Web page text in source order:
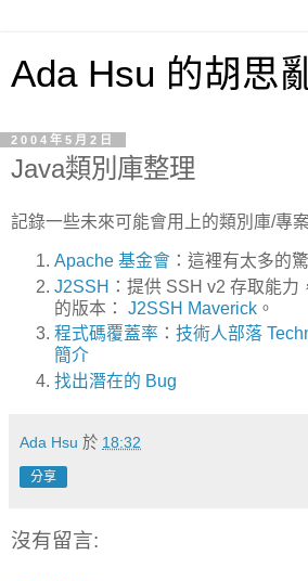
Ada Hsu 的胡思
2004年5月2日
Java類別庫整理
記錄一些未來可能會用上的類別庫/專案
Apache 基金會 ：這裡有太多的
J2SSH ：提供 SSH v2 存取能
的版本：
J2SSH Maverick 。
程式碼覆蓋率 ： 技術人部落
簡介
找出潛在的 Bug
Ada Hsu 於 18:32
分享
沒有留言: